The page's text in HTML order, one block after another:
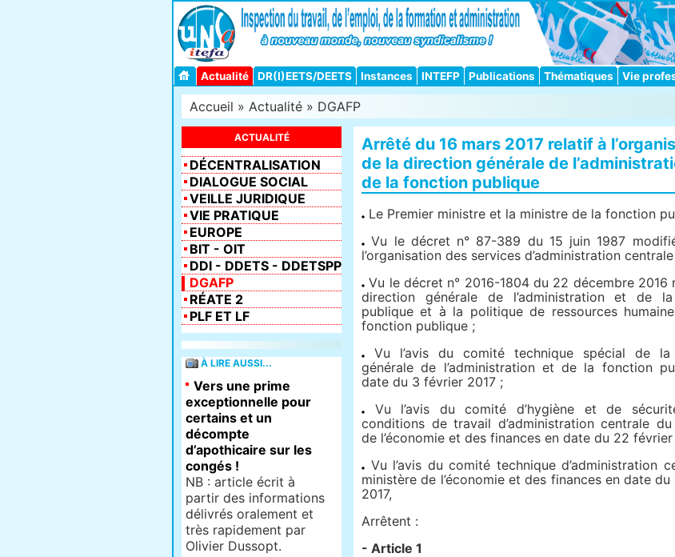
Actualité DR(I)EETS/DEETS Instances INTEFP Publications Thématiques Vie
Accueil » Actualité » DGAFP
Arrêté du 16 mars 2017 relatif à
de la direction générale de
de la fonction publique
Le Premier ministre et la ministre de la fonction
Vu le décret n° 87-389 du 15 juin 1987
l’organisation des services d’administration
Vu le décret n° 2016-1804 du 22 décembre 2016
direction générale de l’administration et de
publique et à la politique de ressources
fonction publique ;
Vu l’avis du comité technique spécial de la
générale de l’administration et de la fonction
date du 3 février 2017 ;
Vu l’avis du comité d’hygiène et de
conditions de travail d’administration centrale
de l’économie et des finances en date du 22 février
Vu l’avis du comité technique d’administration
ministère de l’économie et des finances en date
2017,
Arrêtent :
- Article 1
ACTUALITÉ
DÉCENTRALISATION
DIALOGUE SOCIAL
VEILLE JURIDIQUE
VIE PRATIQUE
EUROPE
BIT - OIT
DDI - DDETS - DDETSPP
DGAFP
RÉATE 2
PLF ET LF
À LIRE AUSSI...
Vers une prime
exceptionnelle pour
certains et un
décompte
d’apothicaire sur les
congés !
NB : arti­cle écrit à
partir des infor­ma­tions
déli­vrés ora­le­ment et
très rapi­de­ment par
Olivier Dussopt.